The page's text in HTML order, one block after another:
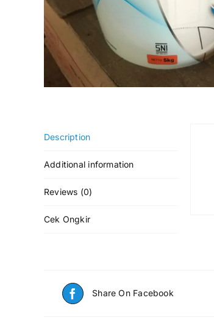
Description
Additional information
Reviews (0)
Cek Ongkir
Share On Facebook